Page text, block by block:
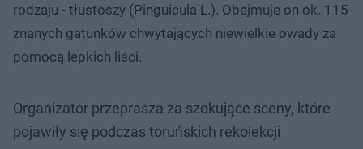
rodzaju - tłustoszy (Pinguicula L.). Obejmuje on ok. 115
znanych gatunków chwytających niewielkie owady za
pomocą lepkich liści.
Organizator przeprasza za szokujące sceny, które
pojawiły się podczas toruńskich rekolekcji